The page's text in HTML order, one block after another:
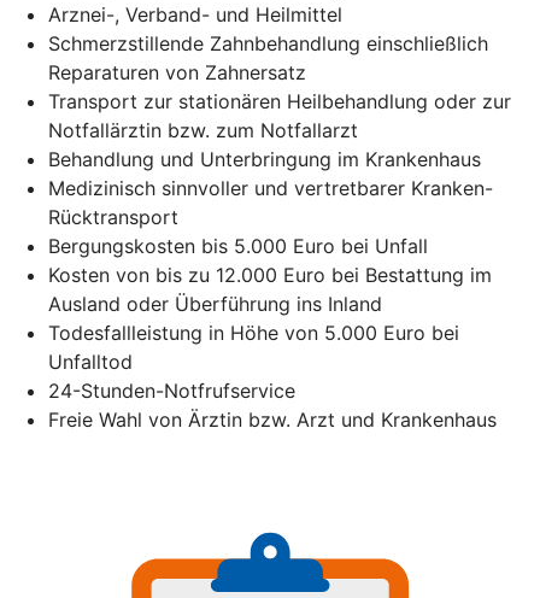
Arznei-, Verband- und Heilmittel
Schmerzstillende Zahnbehandlung einschließlich
Reparaturen von Zahnersatz
Transport zur stationären Heilbehandlung oder zur
Notfallärztin bzw. zum Notfallarzt
Behandlung und Unterbringung im Krankenhaus
Medizinisch sinnvoller und vertretbarer Kranken-
Rücktransport
Bergungskosten bis 5.000 Euro bei Unfall
Kosten von bis zu 12.000 Euro bei Bestattung im
Ausland oder Überführung ins Inland
Todesfallleistung in Höhe von 5.000 Euro bei
Unfalltod
24-Stunden-Notfrufservice
Freie Wahl von Ärztin bzw. Arzt und Krankenhaus